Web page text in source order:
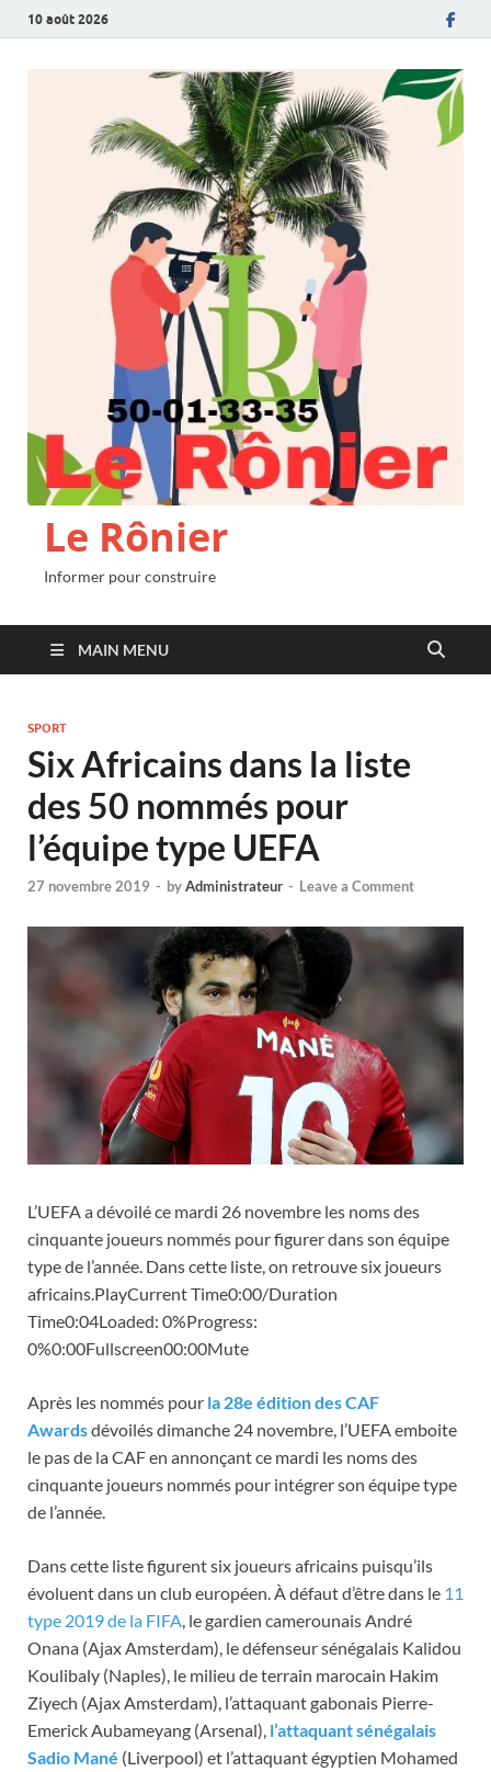
10 août 2026
Le Rônier
Informer pour construire
MAIN MENU
SPORT
Six Africains dans la liste
des 50 nommés pour
l’équipe type UEFA
27 novembre 2019 - byAdministrateur - Leave a Comment
L’UEFA a dévoilé ce mardi 26 novembre les noms des
cinquante joueurs nommés pour figurer dans son équipe
type de l’année. Dans cette liste, on retrouve six joueurs
africains.PlayCurrent Time0:00/Duration
Time0:04Loaded: 0%Progress:
0%0:00Fullscreen00:00Mute
Après les nommés pour la 28e édition des CAF
Awardsdévoilés dimanche 24 novembre, l’UEFA emboite
le pas de la CAF en annonçant ce mardi les noms des
cinquante joueurs nommés pour intégrer son équipe type
de l’année.
Dans cette liste figurent six joueurs africains puisqu’ils
évoluent dans un club européen. À défaut d’être dans le 11
type 2019 de la FIFA, le gardien camerounais André
Onana (Ajax Amsterdam), le défenseur sénégalais Kalidou
Koulibaly (Naples), le milieu de terrain marocain Hakim
Ziyech (Ajax Amsterdam), l’attaquant gabonais Pierre-
Emerick Aubameyang (Arsenal), l’attaquant sénégalais
Sadio Mané (Liverpool) et l’attaquant égyptien Mohamed